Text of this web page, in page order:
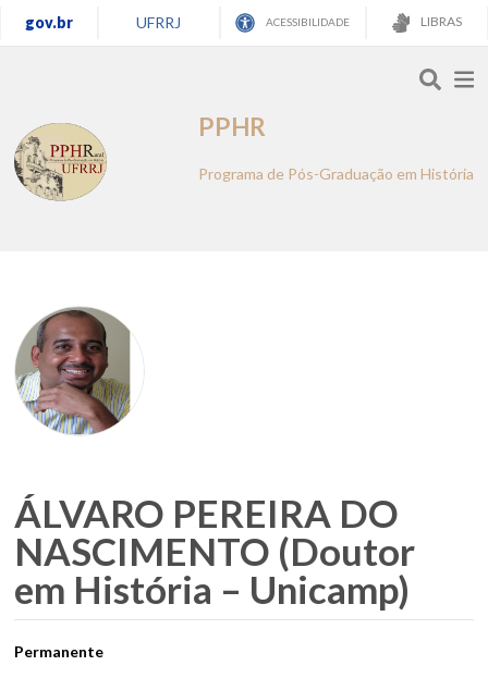
gov.br UFRRJ ACESSIBILIDADE LIBRAS
PPHR
Programa de Pós-Graduação em História
ÁLVARO PEREIRA DO
NASCIMENTO (Doutor
em História – Unicamp)
Permanente